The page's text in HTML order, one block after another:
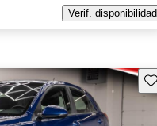
Verif. disponibilidad